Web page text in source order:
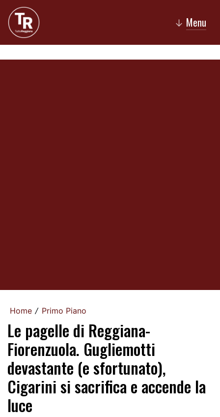
↓ Menu
Home / Primo Piano
Le pagelle di Reggiana-
Fiorenzuola. Gugliemotti
devastante (e sfortunato),
Cigarini si sacrifica e accende la
luce